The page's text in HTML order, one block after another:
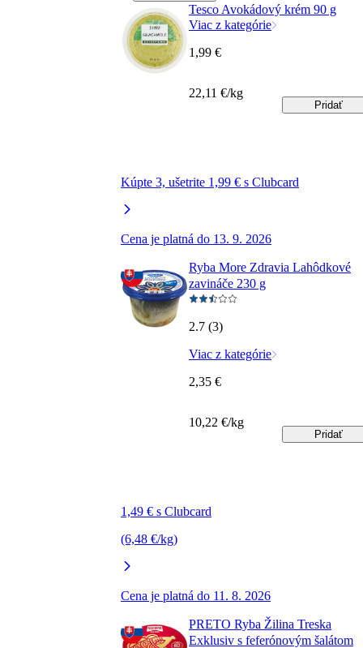
Tesco Avokádový krém 90 g
Viac z kategórie
Kúpte 3, ušetrite 1,99 € s Clubcard
Cena je platná do 13. 9. 2026
1,99 €
22,11 €/kg
Pridať
Ryba More Zdravia Lahôdkové
zavináče 230 g
2.7 (3)
Viac z kategórie
1,49 € s Clubcard
(6,48 €/kg)
Cena je platná do 11. 8. 2026
2,35 €
10,22 €/kg
Pridať
PRETO Ryba Žilina Treska
Exklusiv s feferónovým šalátom